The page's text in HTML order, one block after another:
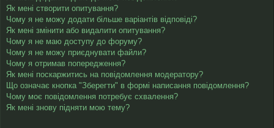
Як мені створити опитування?
Чому я не можу додати більше варіантів відповіді?
Як мені змінити або видалити опитування?
Чому я не маю доступу до форуму?
Чому я не можу приєднувати файли?
Чому я отримав попередження?
Як мені поскаржитись на повідомлення модератору?
Що означає кнопка "Зберегти" в формі написання повідомлення?
Чому моє повідомлення потребує схвалення?
Як мені знову підняти мою тему?